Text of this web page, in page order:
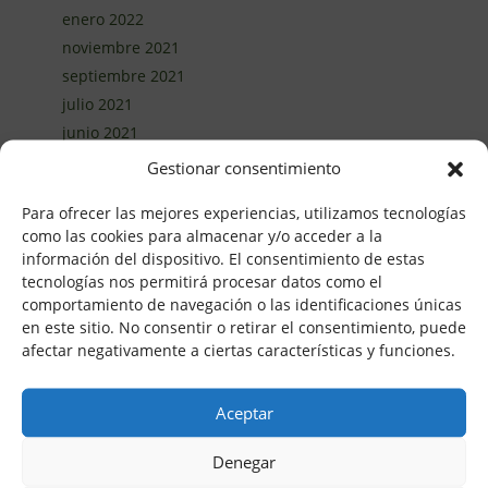
Gestionar consentimiento
Para ofrecer las mejores experiencias, utilizamos tecnologías
como las cookies para almacenar y/o acceder a la
información del dispositivo. El consentimiento de estas
tecnologías nos permitirá procesar datos como el
comportamiento de navegación o las identificaciones únicas
en este sitio. No consentir o retirar el consentimiento, puede
afectar negativamente a ciertas características y funciones.
Aceptar
Denegar
enero 2022
noviembre 2021
septiembre 2021
julio 2021
junio 2021
febrero 2021
enero 2021
diciembre 2020
noviembre 2020
octubre 2020
septiembre 2020
agosto 2020
mayo 2020